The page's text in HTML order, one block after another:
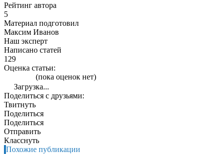
Рейтинг автора
5
Материал подготовил
Максим Иванов
Наш эксперт
Написано статей
129
Оценка статьи:
(пока оценок нет)
Загрузка...
Поделиться с друзьями:
Твитнуть
Поделиться
Поделиться
Отправить
Класснуть
Похожие публикации